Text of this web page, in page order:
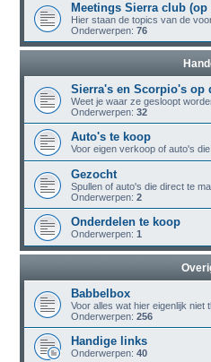
Meetings Sierra club (op
Hier staan de topics van de
Onderwerpen: 76
Sierra's en Scorpio's op
Weet je waar ze gesloopt
Onderwerpen: 32
Auto's te koop
Voor eigen verkoop of auto's
Gezocht
Spullen of auto's die direct te
Onderwerpen: 2
Onderdelen te koop
Onderwerpen: 1
Babbelbox
Voor alles wat hier eigenlijk niet
Onderwerpen: 256
Handige links
Onderwerpen: 40